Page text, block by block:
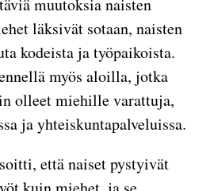
muutoksia naisten
läksivät sotaan, naisten
kodeista ja työpaikoista.
myös aloilla, jotka
olleet miehille varattuja,
ja yhteiskuntapalveluissa.
että naiset pystyivät